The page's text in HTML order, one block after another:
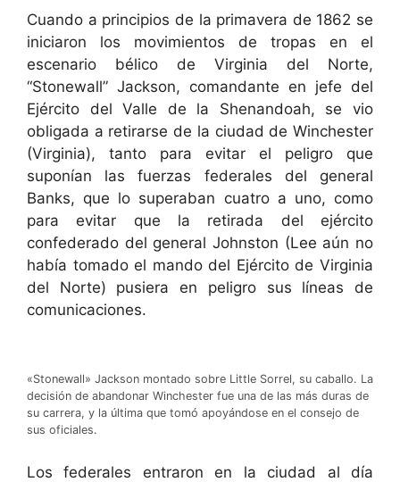
Cuando a principios de la primavera de 1862 se
iniciaron los movimientos de tropas en el
escenario bélico de Virginia del Norte,
“Stonewall” Jackson, comandante en jefe del
Ejército del Valle de la Shenandoah, se vio
obligada a retirarse de la ciudad de Winchester
(Virginia), tanto para evitar el peligro que
suponían las fuerzas federales del general
Banks, que lo superaban cuatro a uno, como
para evitar que la retirada del ejército
confederado del general Johnston (Lee aún no
había tomado el mando del Ejército de Virginia
del Norte) pusiera en peligro sus líneas de
comunicaciones.
«Stonewall» Jackson montado sobre Little Sorrel, su caballo. La
decisión de abandonar Winchester fue una de las más duras de
su carrera, y la última que tomó apoyándose en el consejo de
sus oficiales.
Los federales entraron en la ciudad al día